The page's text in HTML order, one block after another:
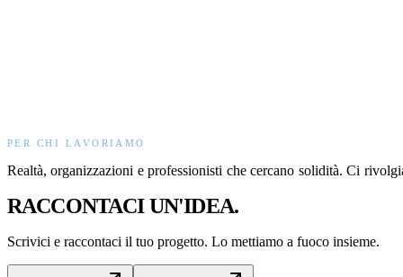
PER CHI LAVORIAMO
Realtà, organizzazioni e professionisti che cercano solidità. Ci
RACCONTACI UN'IDEA.
Scrivici e raccontaci il tuo progetto. Lo mettiamo a fuoco insieme.